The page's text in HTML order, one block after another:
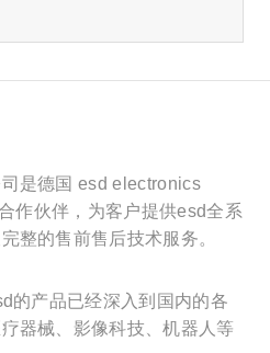
司是德国 esd electronics
作伙伴，为客户提供esd全系
整的售前售后技术服务。
的产品已经深入到国内的各
器械、影像科技、机器人等